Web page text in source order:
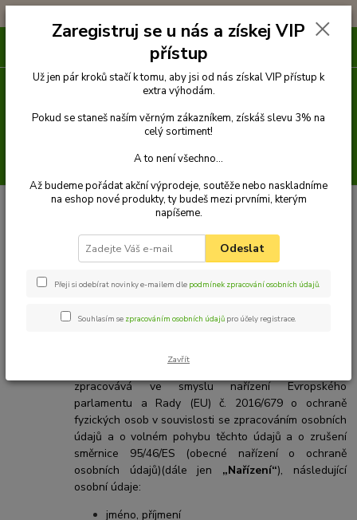
Souhlas se zpracováním osobních údajů pro účely rozesílky e-
Souhlas se zpracováním osobních
údajů pro účely rozesílky e-
mailových obchodních sdělení
02057310, zapsaná v živnostenském rejstříku v
zpracovává ve smyslu nařízení Evropského
parlamentu a Rady (EU) č. 2016/679 o ochraně
fyzických osob v souvislosti se zpracováním osobních
údajů a o volném pohybu těchto údajů a o zrušení
směrnice 95/46/ES (obecné nařízení o ochraně
osobních údajů)(dále jen „Nařízení“), následující
osobní údaje:
jméno, příjmení
Zaregistruj se u nás a získej VIP
přístup
Už jen pár kroků stačí k tomu, aby jsi od nás získal VIP přístup k
extra výhodám.
Pokud se staneš naším věrným zákazníkem, získáš slevu 3% na
celý sortiment!
A to není všechno...
Až budeme pořádat akční výprodeje, soutěže nebo naskladníme
na eshop nové produkty, ty budeš mezi prvními, kterým
napíšeme.
Odeslat
Přeji si odebírat novinky e-mailem dle podmínek zpracování osobních údajů.
Souhlasím se zpracováním osobních údajů pro účely registrace.
Zavřít